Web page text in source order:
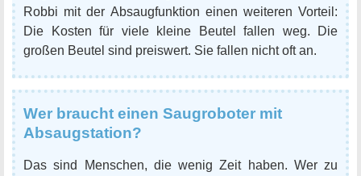
Robbi mit der Absaugfunktion einen weiteren Vorteil:
Die Kosten für viele kleine Beutel fallen weg. Die
großen Beutel sind preiswert. Sie fallen nicht oft an.
Wer braucht einen Saugroboter mit
Absaugstation?
Das sind Menschen, die wenig Zeit haben. Wer zu